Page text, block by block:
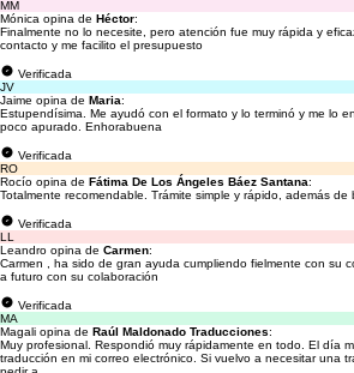
MM
Mónica opina de Héctor:
Finalmente no lo necesite, pero atención fue muy rápida y
contacto y me facilito el presupuesto
Verificada
JV
Jaime opina de Maria:
Estupendísima. Me ayudó con el formato y lo terminó y me lo
poco apurado. Enhorabuena
Verificada
RO
Rocío opina de Fátima De Los Ángeles Báez Santana:
Totalmente recomendable. Trámite simple y rápido, además de
Verificada
LL
Leandro opina de Carmen:
Carmen , ha sido de gran ayuda cumpliendo fielmente con su
a futuro con su colaboración
Verificada
MA
Magali opina de Raúl Maldonado Traducciones:
Muy profesional. Respondió muy rápidamente en todo. El día
traducción en mi correo electrónico. Si vuelvo a necesitar una